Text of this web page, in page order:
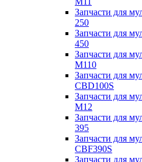
Запчасти для
250
Запчасти для
450
Запчасти для
M110
Запчасти для
CBD100S
Запчасти для
M12
Запчасти для
395
Запчасти для
CBF390S
Запчасти для